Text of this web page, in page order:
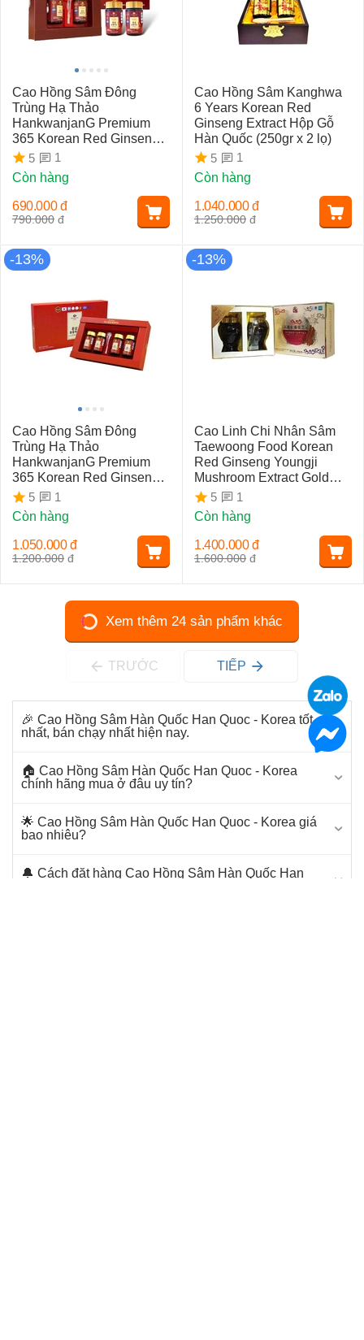
🎉 Cao Hồng Sâm Hàn Quốc Han Quoc - Korea tốt
nhất, bán chạy nhất hiện nay.
🏠 Cao Hồng Sâm Hàn Quốc Han Quoc - Korea
chính hãng mua ở đâu uy tín?
🌟 Cao Hồng Sâm Hàn Quốc Han Quoc - Korea giá
bao nhiêu?
🔔 Cách đặt hàng Cao Hồng Sâm Hàn Quốc Han
Cao Hồng Sâm Đông
Trùng Hạ Thảo
HankwanjanG Premium
365 Korean Red Ginseng
& Cordyceps (2 Lọ x 250gr)
5
1
Còn hàng
790.000 đ
690.000 đ
Cao Hồng Sâm Kanghwa
6 Years Korean Red
Ginseng Extract Hộp Gỗ
Hàn Quốc (250gr x 2 lọ)
5
1
Còn hàng
1.250.000 đ
1.040.000 đ
-13%
Cao Hồng Sâm Đông
Trùng Hạ Thảo
HankwanjanG Premium
365 Korean Red Ginseng
& Cordyceps (4 Lọ x 250gr)
5
1
Còn hàng
1.200.000 đ
1.050.000 đ
-13%
Cao Linh Chi Nhân Sâm
Taewoong Food Korean
Red Ginseng Youngji
Mushroom Extract Gold
Hàn Quốc Hộp 600g (300g
x 2 lọ)
5
1
Còn hàng
1.600.000 đ
1.400.000 đ
Xem thêm 24 sản phẩm khác
TRƯỚC TIẾP